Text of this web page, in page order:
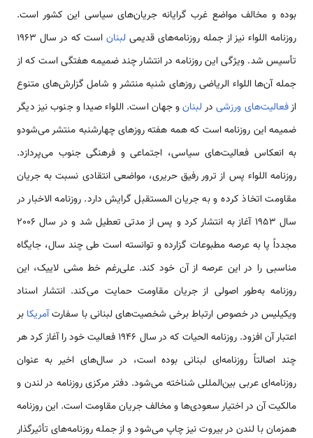
بوده و مخالف مواضع غرب گرایانه جریا‌ن‌های سیاسی این کشور است.
روزنامه اللواء نیز از جمله روزنامه‌های قدیمی لبنان
است که در سال 1963
تأسیس شد. ویژگی این روزنامه در انتشار چند ضمیمه هفتگی است که از
جمله آن‌ها اللواء الریاضی روزهای شنبه منتشر و شامل گزارش‌های متنوع
ازفعالیت‌های ورزشیدرلبنانو جهان است. اللواء صیدا و جنوب نیز دیگر
ضمیمه این روزنامه است که همه هفته روزهای چهارشنبه منتشر می‌شودو
به انعکاس فعالیت‌های سیاسی، اجتماعی و فرهنگی جنوب می‌پردازد.
روزنامه اللواء پس از ترور رفیق حریری، مواضعی انتقادی نسبت به جریان
مقاومت اتخاذ کرده و به جریان المستقبل گرایش دارد. روزنامه الاخبار در
سال 1953 آغاز به انتشار کرد و پس از مدتی تعطیل شد و در سال 2006
مجدداً پا به عرصه مطبوعات گزارده و توانسته است طی چند سال، جایگاه
مناسبی را در این عرصه از آن خود کند. علی‌رغم خط مشی لاییک، این
روزنامه به‌طور اصولی از جریان مقاومت حمایت می‌کند. انتشار اسناد
ویکیلیس در خصوص ارتباط برخی شخصیت‌های لبنانی با سفارتآمریکا بر
اعتبار آن افزود. روزنامه الحیات که در سال 1946 فعالیت خود را آغاز کرد هر
چند اصالتاً روزنامه‌ای لبنانی بوده است، در سال‌های اخیر به عنوان
روزنامه‌‌ای عربی بین‌المللی شناخته می‌شود. دفتر مرکزی روزنامه در لندن و
مالکیت آن در اختیار سعودی‌ها و مخالف جریان مقاومت است. این روزنامه
همزمان با لندن در بیروت نیز چاپ می‌شود و از جمله روزنامه‌های تأثیرگذار